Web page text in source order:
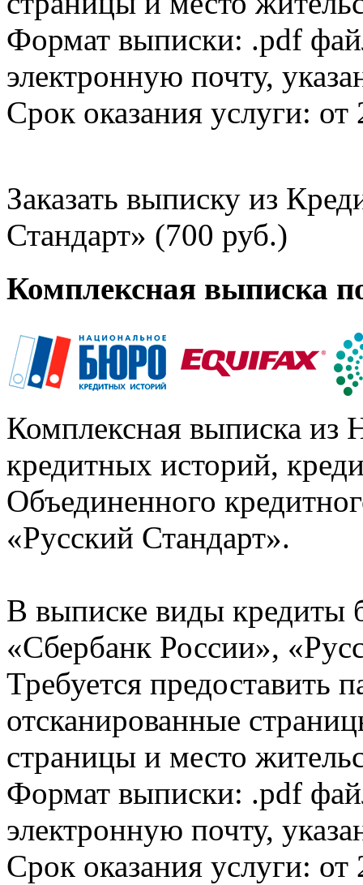
Формат выписки: .pdf
электронную почту,
Срок оказания услуги: от
Заказать выписку из
Стандарт» (700 руб.)
Комплексная выписка
Комплексная выписка из
кредитных историй,
Объединенного
«Русский Стандарт».
В выписке виды кредиты
«Сбербанк России»,
Требуется предоставить
отсканированные
страницы и место
Формат выписки: .pdf
электронную почту,
Срок оказания услуги: от